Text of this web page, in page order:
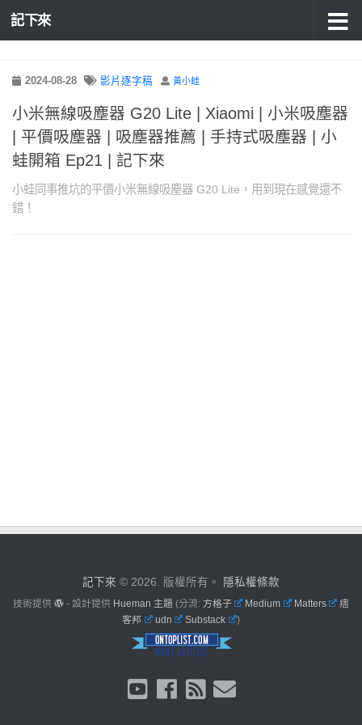
記下來
2024-08-28 影片逐字稿 黃小蛙
小米無線吸塵器 G20 Lite | Xiaomi | 小米吸塵器
| 平價吸塵器 | 吸塵器推薦 | 手持式吸塵器 | 小
蛙開箱 Ep21 | 記下來
小蛙同事推坑的平價小米無線吸塵器 G20 Lite，用到現在感覺還不
錯！
記下來 © 2026. 版權所有。 隱私權條款
技術提供 - 設計提供 Hueman 主題 (分流: 方格子 Medium Matters
痞
客邦
udn Substack )